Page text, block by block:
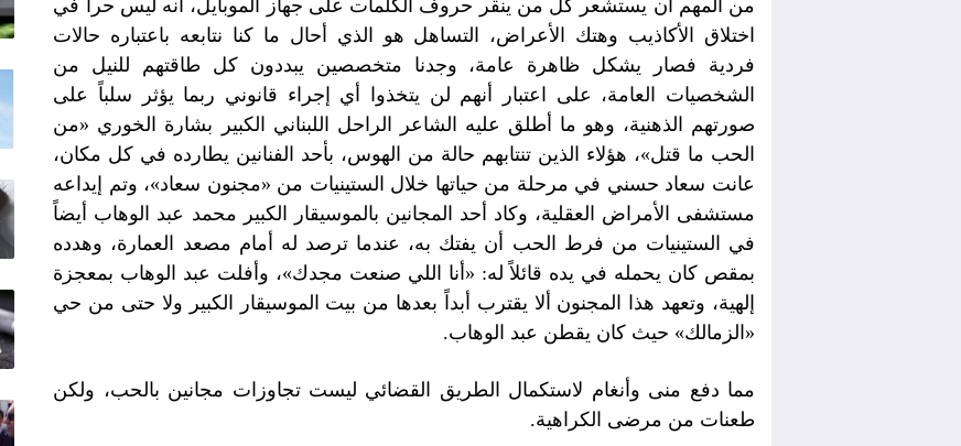
من المهم أن يستشعر كل من ينقر حروف الكلمات على جهاز الموبايل، أنه ليس حراً في
اختلاق الأكاذيب وهتك الأعراض، التساهل هو الذي أحال ما كنا نتابعه باعتباره حالات
فردية فصار يشكل ظاهرة عامة، وجدنا متخصصين يبددون كل طاقتهم للنيل من
الشخصيات العامة، على اعتبار أنهم لن يتخذوا أي إجراء قانوني ربما يؤثر سلباً على
صورتهم الذهنية، وهو ما أطلق عليه الشاعر الراحل اللبناني الكبير بشارة الخوري «من
الحب ما قتل»، هؤلاء الذين تنتابهم حالة من الهوس، بأحد الفنانين يطارده في كل مكان،
عانت سعاد حسني في مرحلة من حياتها خلال الستينيات من «مجنون سعاد»، وتم إيداعه
مستشفى الأمراض العقلية، وكاد أحد المجانين بالموسيقار الكبير محمد عبد الوهاب أيضاً
في الستينيات من فرط الحب أن يفتك به، عندما ترصد له أمام مصعد العمارة، وهدده
بمقص كان يحمله في يده قائلاً له: «أنا اللي صنعت مجدك»، وأفلت عبد الوهاب بمعجزة
إلهية، وتعهد هذا المجنون ألا يقترب أبداً بعدها من بيت الموسيقار الكبير ولا حتى من حي
«الزمالك» حيث كان يقطن عبد الوهاب.
مما دفع منى وأنغام لاستكمال الطريق القضائي ليست تجاوزات مجانين بالحب، ولكن
طعنات من مرضى الكراهية.